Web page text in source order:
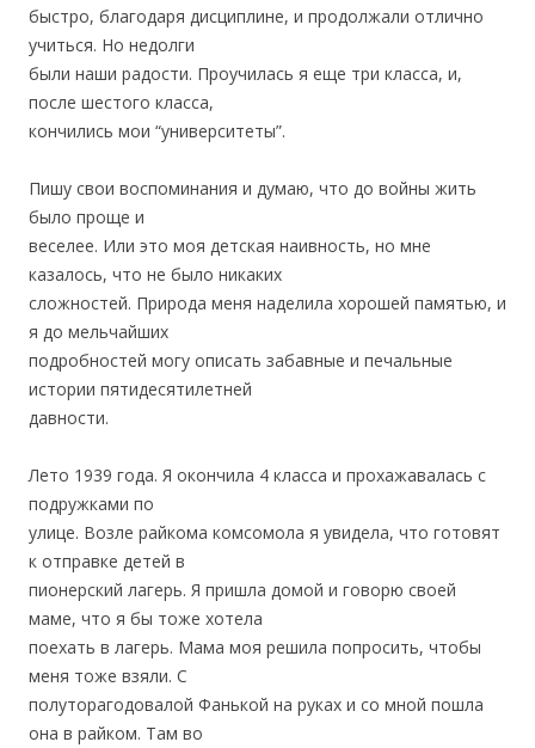
быстро, благодаря дисциплине, и продолжали отлично
учиться. Но недолги
были наши радости. Проучилась я еще три класса, и,
после шестого класса,
кончились мои “университеты”.
Пишу свои воспоминания и думаю, что до войны жить
было проще и
веселее. Или это моя детская наивность, но мне
казалось, что не было никаких
сложностей. Природа меня наделила хорошей памятью, и
я до мельчайших
подробностей могу описать забавные и печальные
истории пятидесятилетней
давности.
Лето 1939 года. Я окончила 4 класса и прохажавалась с
подружками по
улице. Возле райкома комсомола я увидела, что готовят
к отправке детей в
пионерский лагерь. Я пришла домой и говорю своей
маме, что я бы тоже хотела
поехать в лагерь. Мама моя решила попросить, чтобы
меня тоже взяли. С
полуторагодовалой Фанькой на руках и со мной пошла
она в райком. Там во